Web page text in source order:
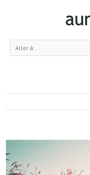
Aller à...